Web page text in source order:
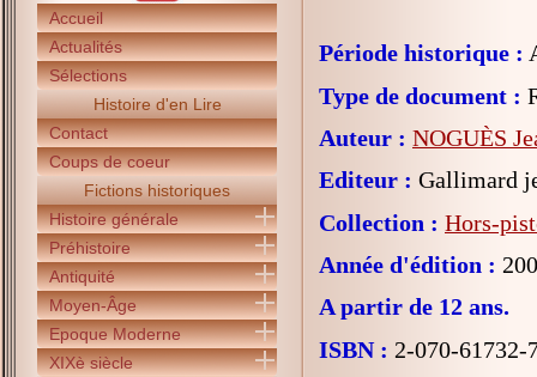
Accueil
Actualités
Sélections
Histoire d'en Lire
Contact
Coups de coeur
Fictions historiques
Histoire générale
Préhistoire
Antiquité
Moyen-Âge
Epoque Moderne
XIXè siècle
Période historique :
Type de document :
Auteur : NOGUÈS
Editeur : Gallimard
Collection : Hors-
Année d'édition :
A partir de 12 ans.
ISBN : 2-070-61732-